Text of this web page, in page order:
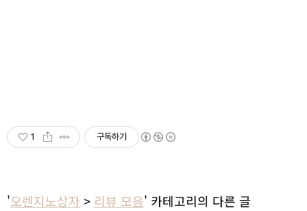
1 구독하기
'오렌지노상자 > 리뷰 모음' 카테고리의 다른 글